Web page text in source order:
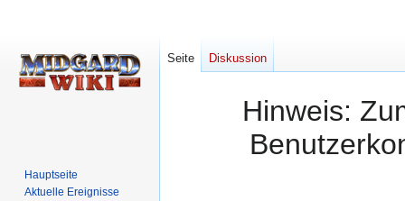
Hinweis:
Seite Diskussion
Hauptseite
Aktuelle Ereignisse